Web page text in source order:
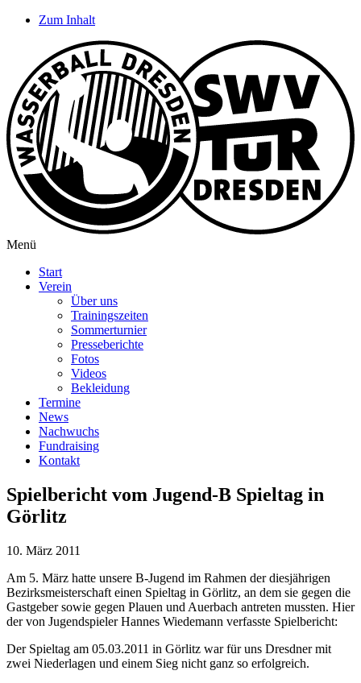
Zum Inhalt
Menü
Start
Verein
Über uns
Trainingszeiten
Sommerturnier
Presseberichte
Fotos
Videos
Bekleidung
Termine
News
Nachwuchs
Fundraising
Kontakt
Spielbericht vom Jugend-B Spieltag in
Görlitz
10. März 2011
Am 5. März hatte unsere B-Jugend im Rahmen der diesjährigen
Bezirksmeisterschaft einen Spieltag in Görlitz, an dem sie gegen die
Gastgeber sowie gegen Plauen und Auerbach antreten mussten. Hier
der von Jugendspieler Hannes Wiedemann verfasste Spielbericht:
Der Spieltag am 05.03.2011 in Görlitz war für uns Dresdner mit
zwei Niederlagen und einem Sieg nicht ganz so erfolgreich.